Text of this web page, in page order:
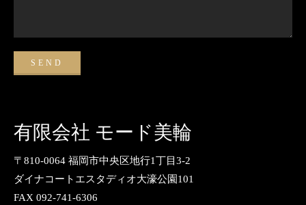
有限会社 モード美輪
〒810-0064 福岡市中央区地行1丁目3-2
ダイナコートエスタディオ大濠公園101
FAX 092-741-6306